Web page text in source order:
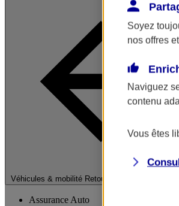
Véhicules & mobilité Retour à la section
Assurance Auto
Soyez
nos offres
Naviguez
contenu
Vous êtes